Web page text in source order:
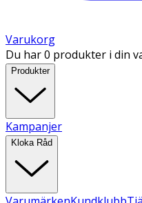
Varukorg
Du har 0 produkter i din
Produkter
Kampanjer
Kloka Råd